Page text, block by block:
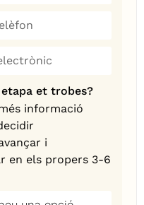
+1
et trobes?
informació
i
en els propers 3-6